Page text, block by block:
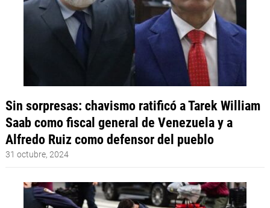
Sin sorpresas: chavismo ratificó a Tarek William
Saab como fiscal general de Venezuela y a
Alfredo Ruiz como defensor del pueblo
31 octubre, 2024